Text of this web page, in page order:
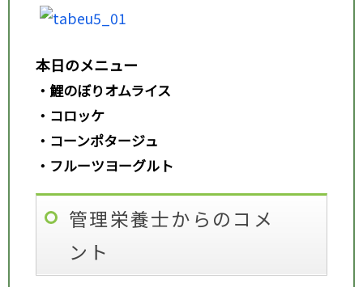
本日のメニュー
・鯉のぼりオムライス
・コロッケ
・コーンポタージュ
・フルーツヨーグルト
管理栄養士からのコメ
ント